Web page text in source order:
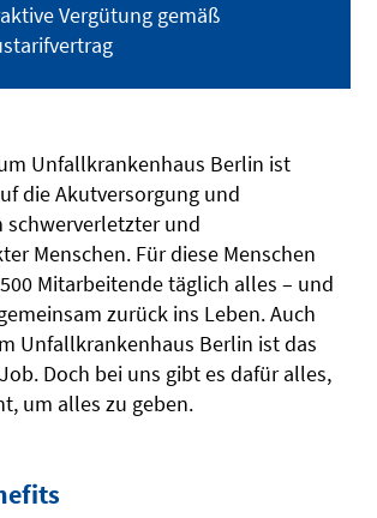
Vergütung gemäß
Unfallkrankenhaus Berlin ist
die Akutversorgung und
schwerverletzter und
Menschen. Für diese Menschen
Mitarbeitende täglich alles – und
zurück ins Leben. Auch
Unfallkrankenhaus Berlin ist das
Doch bei uns gibt es dafür alles,
um alles zu geben.